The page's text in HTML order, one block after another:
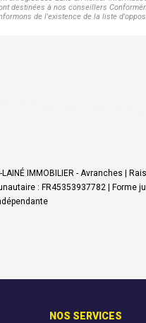
destinées à nos conseillers
de l'existence de la liste
IMMOBILIER - Avranches |
: FR45353937782 |
NOS SERVICES